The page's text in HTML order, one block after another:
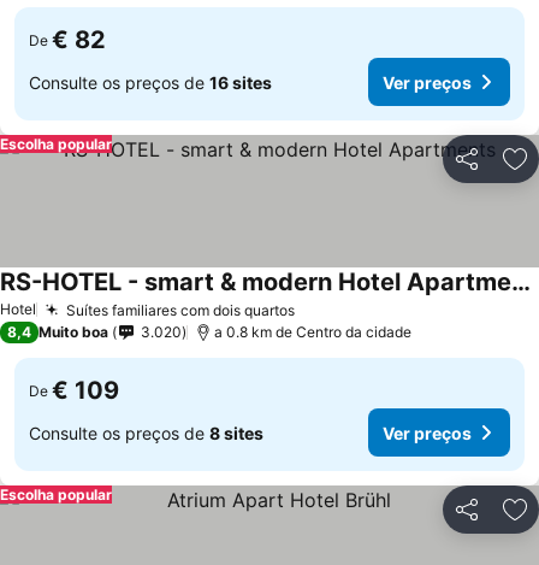
De € 82
Consulte os preços de 16 sites Ver preços
Partilhar
Escolha popular
Hotel Suítes familiares com dois quartos
RS-HOTEL - smart & modern Hotel Apartments
8,4 Muito boa 3.020 a 0.8 km de Centro da cidade
De € 109
Consulte os preços de 8 sites Ver preços
Partilhar
Escolha popular